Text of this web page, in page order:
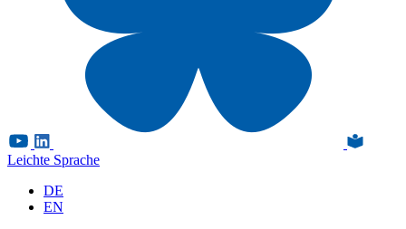
Leichte Sprache
DE
EN